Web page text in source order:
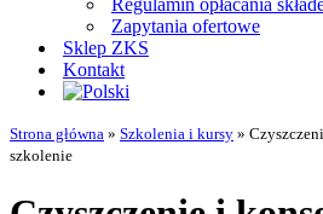
Regulamin opłacania
Zapytania ofertowe
Sklep ZKS
Kontakt
Strona główna » Szkolenia i kursy »
szkolenie